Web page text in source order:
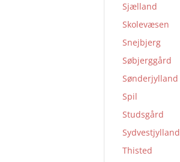
Sjælland
Skolevæsen
Snejbjerg
Søbjerggård
Sønderjylland
Spil
Studsgård
Sydvestjylland
Thisted